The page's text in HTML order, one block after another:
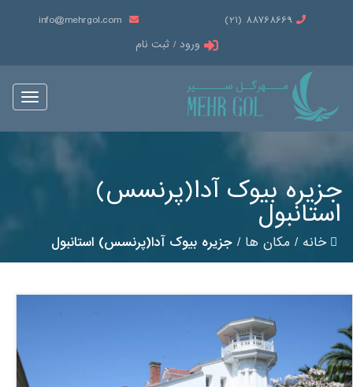
88768669 (21)
info@mehrgol.com
ورود / ثبت نام
Toggle
جزیره بیوک آدا(پرنسس)
استانبول
خانه/ مکان ها/ جزیره بیوک آدا(پرنسس) استانبول